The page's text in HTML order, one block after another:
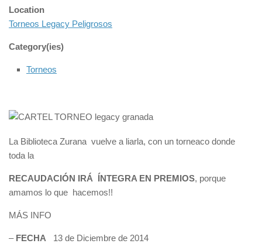
Location
Torneos Legacy Peligrosos
Category(ies)
Torneos
La Biblioteca Zurana vuelve a liarla, con un torneaco donde
toda la
RECAUDACIÓN IRÁ ÍNTEGRA EN PREMIOS, porque
amamos lo que hacemos!!
MÁS INFO
– FECHA 13 de Diciembre de 2014